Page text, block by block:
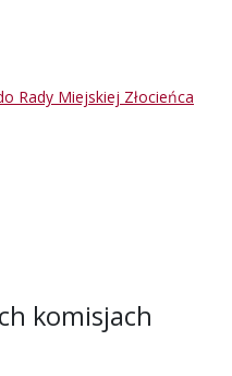
Rady Miejskiej Złocieńca
komisjach